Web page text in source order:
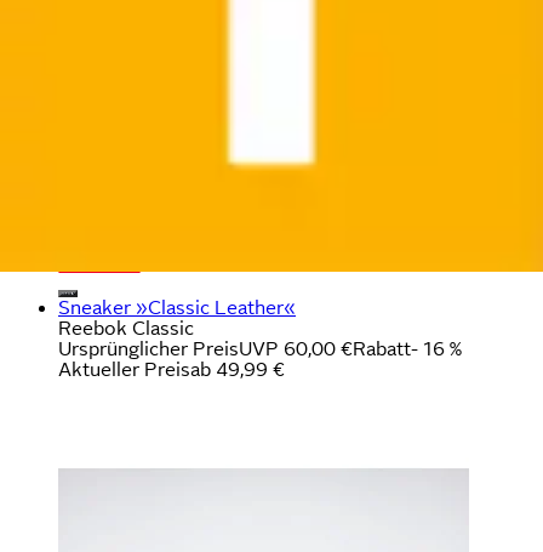
Sneaker »Classic Leather«
Reebok Classic
Ursprünglicher PreisUVP 60,00 €Rabatt- 16 %
Aktueller Preisab 49,99 €